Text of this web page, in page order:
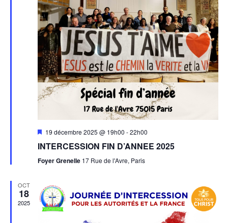
Mis
avant
19 décembre 2025 @ 19h00 -22h00
INTERCESSION FIN D’ANNEE 2025
Foyer Grenelle 17 Rue de l'Avre, Paris
OCT
18
2025